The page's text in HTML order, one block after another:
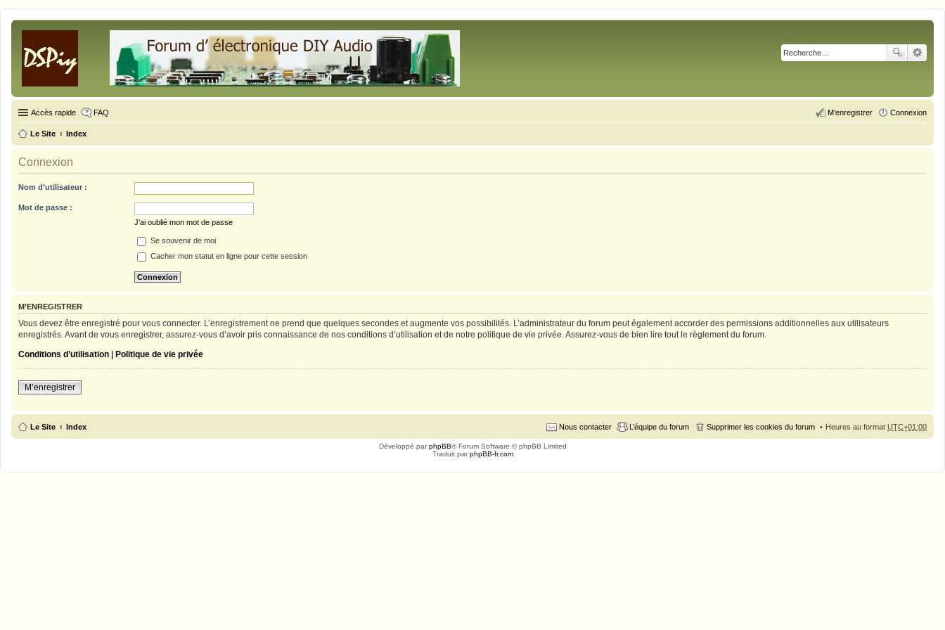
Accès rapide FAQ Connexion
M’enregistrer
Le Site Index
Connexion
Nom d’utilisateur :
Mot de passe :
J’ai oublié mon mot de passe
Se souvenir de moi
Cacher mon statut en ligne pour cette session
M’ENREGISTRER
Vous devez être enregistré pour vous connecter. L’enregistrement ne prend que quelques secondes et augmente vos possibilités. L’administrateur du forum peut également accorder des permissions additionnelles aux utilisateurs
enregistrés. Avant de vous enregistrer, assurez-vous d’avoir pris connaissance de nos conditions d’utilisation et de notre politique de vie privée. Assurez-vous de bien lire tout le règlement du forum.
Conditions d’utilisation | Politique de vie privée
M’enregistrer
Le Site Index Heures au format UTC+01:00
Supprimer les cookies du forum
L’équipe du forum
Nous contacter
Développé parphpBB® Forum Software © phpBB Limited
Traduit parphpBB-fr.com